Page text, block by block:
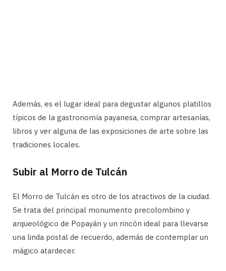
Además, es el lugar ideal para degustar algunos platillos
típicos de la gastronomía payanesa, comprar artesanías,
libros y ver alguna de las exposiciones de arte sobre las
tradiciones locales.
Subir al Morro de Tulcán
El Morro de Tulcán es otro de los atractivos de la ciudad.
Se trata del principal monumento precolombino y
arqueológico de Popayán y un rincón ideal para llevarse
una linda postal de recuerdo, además de contemplar un
mágico atardecer.